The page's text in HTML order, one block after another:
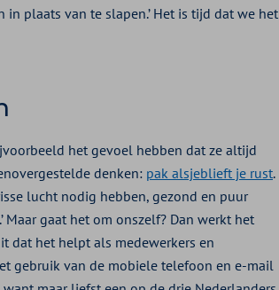
plaats van te slapen.’ Het is tijd dat we het
het gevoel hebben dat ze altijd
denken: pak alsjeblieft je rust.
lucht nodig hebben, gezond en puur
gaat het om onszelf? Dan werkt het
dat het helpt als medewerkers en
gebruik van de mobiele telefoon en e-mail